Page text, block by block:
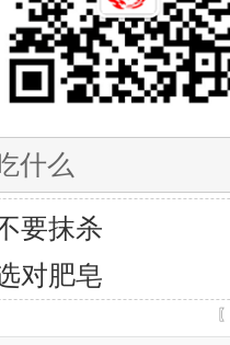
什么
要抹杀
对肥皂